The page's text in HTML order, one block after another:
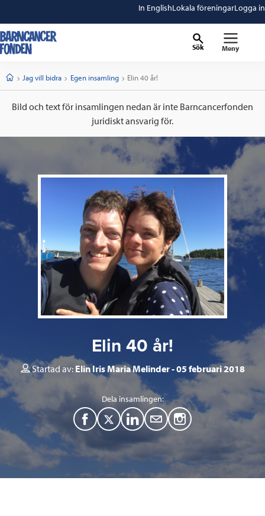
In EnglishLokala föreningarLogga in
Sök Meny
StartJag vill bidra Egen insamling Current:
Elin 40 år!
Bild och text för insamlingen nedan är inte Barncancerfonden
juridiskt ansvarig för.
Elin 40 år!
Startad av: Elin Iris Maria Melinder 05 februari 2018
Dela insamlingen:
F
T
L
i
M
i